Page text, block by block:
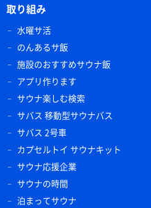
取り組み
水曜サ活
のんあるサ飯
施設のおすすめサウナ飯
アプリ作ります
サウナ楽しむ検索
サバス 移動型サウナバス
サバス 2号車
カプセルトイ サウナキット
サウナ応援企業
サウナの時間
泊まってサウナ